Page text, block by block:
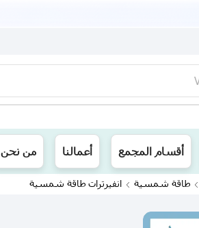
محافظات العراق
أقسام المجمع أعمالنا من نحن
طاقة شمسية انفيرترات طاقة شمسية